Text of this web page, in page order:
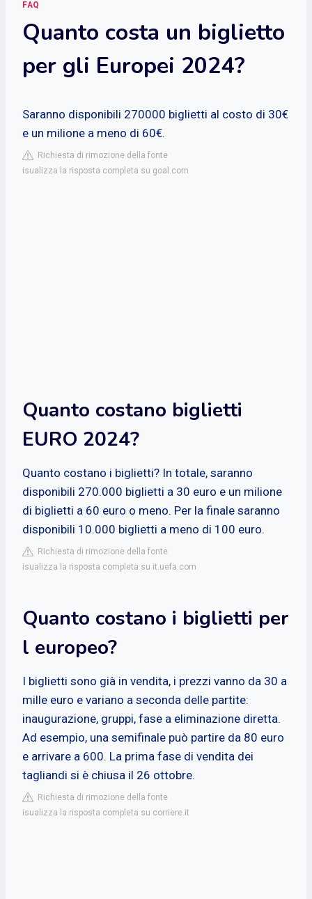
FAQ
Quanto costa un biglietto
per gli Europei 2024?
Saranno disponibili 270000 biglietti al costo di 30€
e un milione a meno di 60€.
Richiesta di rimozione della fonte
isualizza la risposta completa su goal.com
Quanto costano biglietti
EURO 2024?
Quanto costano i biglietti? In totale, saranno
disponibili 270.000 biglietti a 30 euro e un milione
di biglietti a 60 euro o meno. Per la finale saranno
disponibili 10.000 biglietti a meno di 100 euro.
Richiesta di rimozione della fonte
isualizza la risposta completa su it.uefa.com
Quanto costano i biglietti per
l europeo?
I biglietti sono già in vendita, i prezzi vanno da 30 a
mille euro e variano a seconda delle partite:
inaugurazione, gruppi, fase a eliminazione diretta.
Ad esempio, una semifinale può partire da 80 euro
e arrivare a 600. La prima fase di vendita dei
tagliandi si è chiusa il 26 ottobre.
Richiesta di rimozione della fonte
isualizza la risposta completa su corriere.it